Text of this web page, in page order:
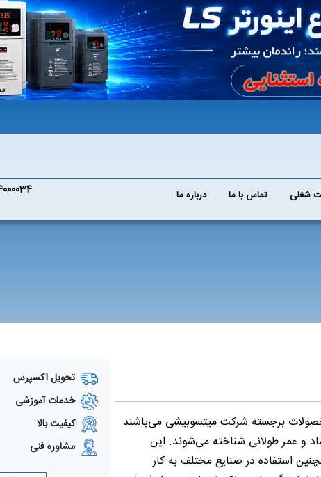
شغلی تماس با ما درباره ما - 021
برجسته شرکت میتسوبیشی می‌باشند
و عمر طولانی شناخته می‌شوند. این
استفاده در صنایع مختلف به کار
تحویل اکسپرس
خدمات آموزشی
کیفیت بالا
مشاوره فنی